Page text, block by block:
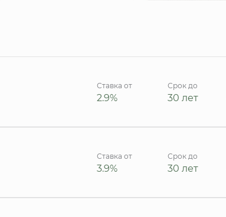
Ставка от
2.9%
Срок до
30 лет
Ставка от
3.9%
Срок до
30 лет